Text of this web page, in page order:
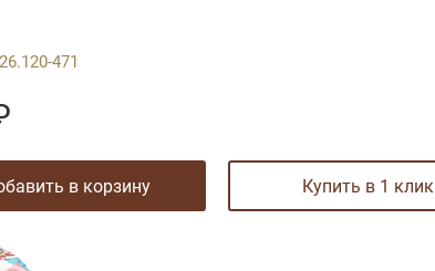
471
в корзину купить в 1 клик